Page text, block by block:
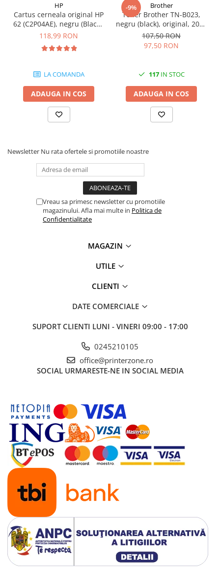
HP
Cartus cerneala original HP
62 (C2P04AE), negru (Black),
200 pagini
118,99 RON
LA COMANDA
ADAUGA IN COS
-9% Brother
Toner Brother TN-B023,
negru (black), original, 2000
pagini
107,50 RON
97,50 RON
117IN STOC
ADAUGA IN COS
Newsletter Nu rata ofertele si promotiile noastre
Vreau sa primesc newsletter cu promotiile
magazinului. Afla mai multe in Politica de
Confidentialitate
MAGAZIN
UTILE
CLIENTI
DATE COMERCIALE
SUPORT CLIENTI LUNI - VINERI 09:00 - 17:00
0245210105
office@printerzone.ro
SOCIAL URMARESTE-NE IN SOCIAL MEDIA